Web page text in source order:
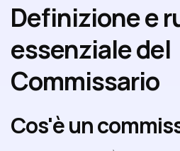
Definizione e
essenziale del
Commissario
Cos'è un